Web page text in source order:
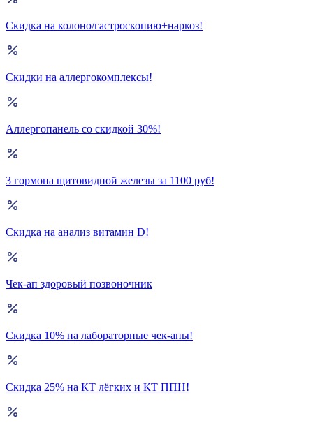
Скидка на колоно/гастроскопию+наркоз!
Скидки на аллергокомплексы!
Аллергопанель со скидкой 30%!
3 гормона щитовидной железы за 1100 руб!
Скидка на анализ витамин D!
Чек-ап здоровый позвоночник
Скидка 10% на лабораторные чек-апы!
Скидка 25% на КТ лёгких и КТ ППН!